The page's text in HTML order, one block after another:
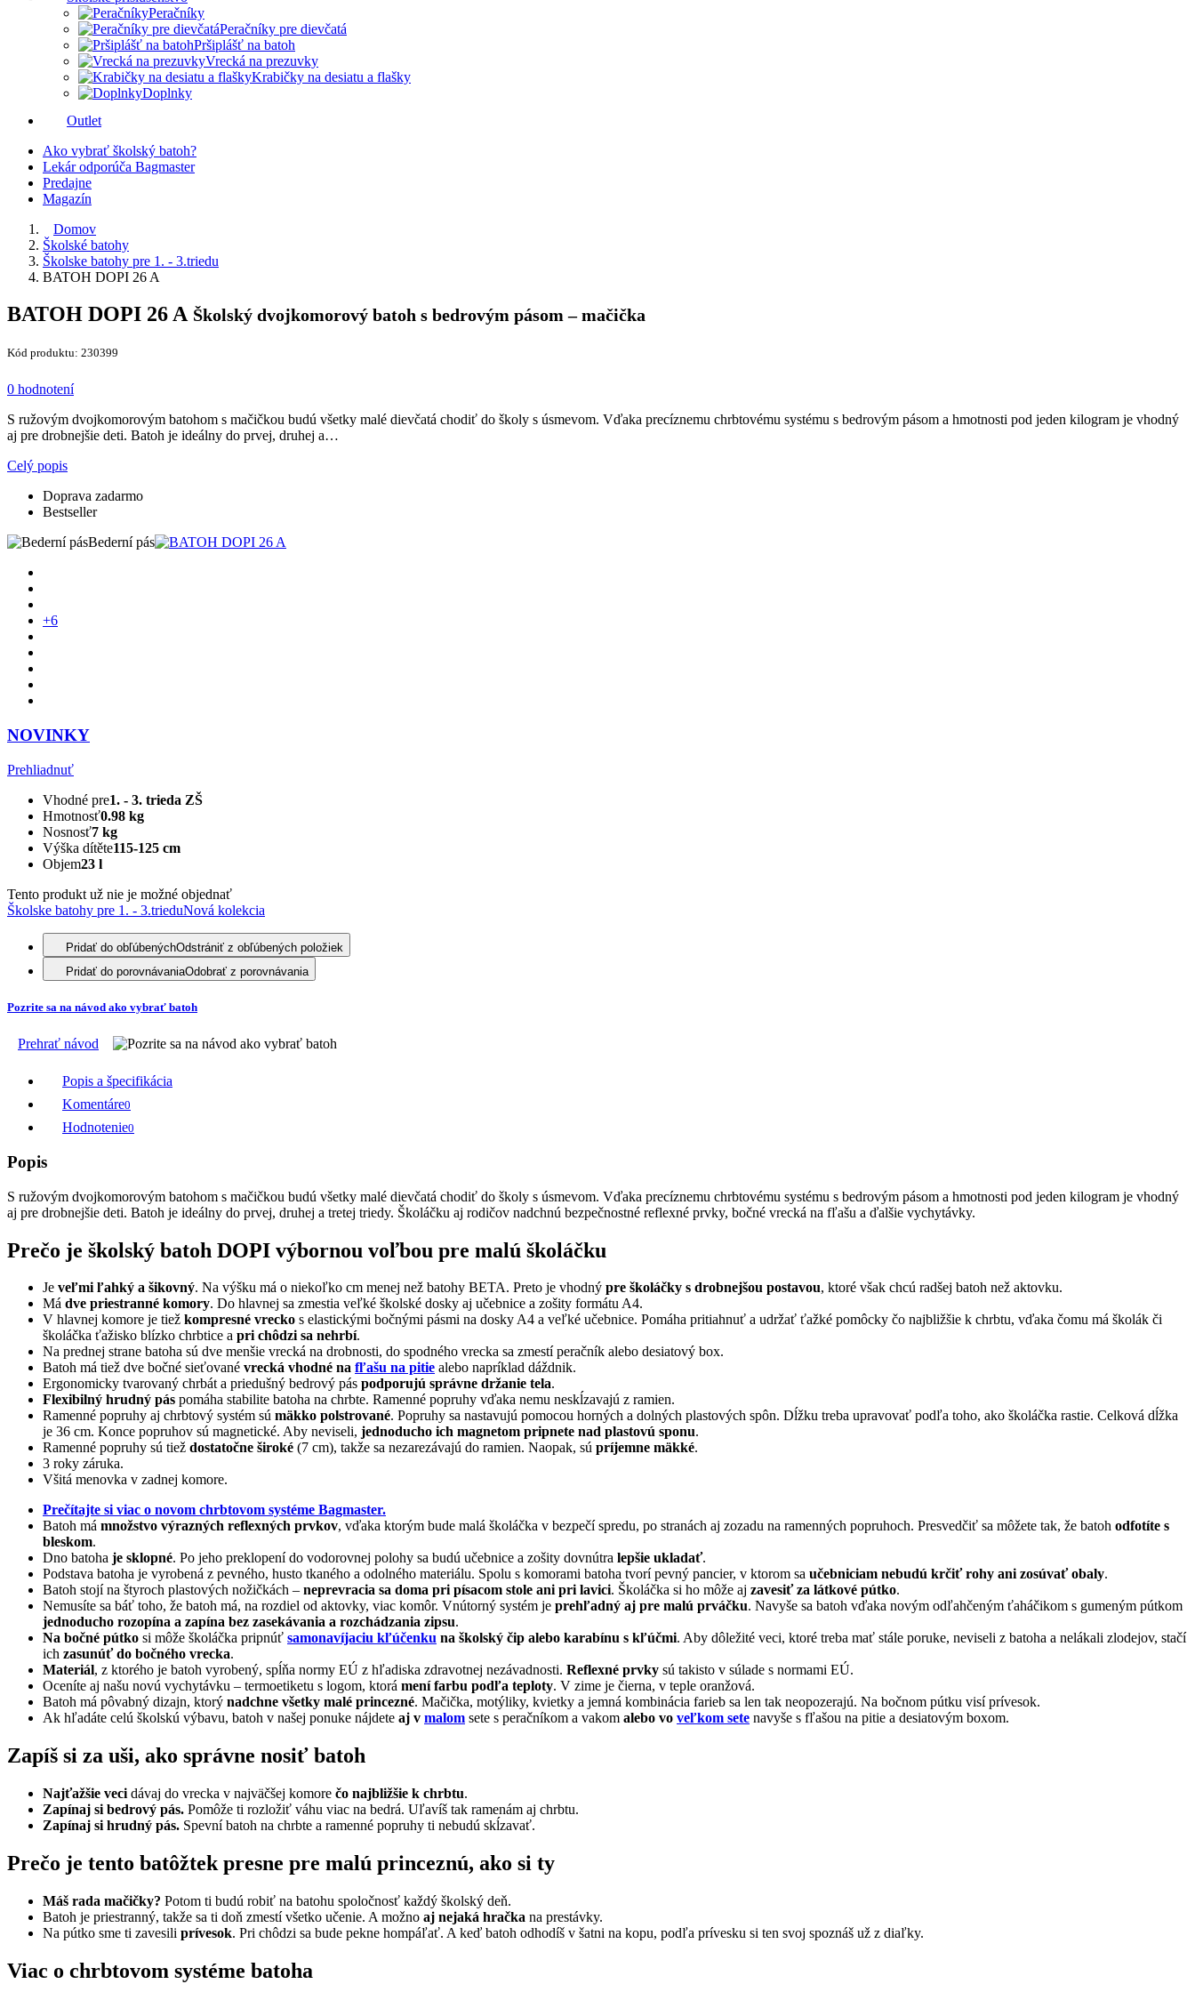
Peračníky
Peračníky pre dievčatá
Pršiplášť na batoh
Vrecká na prezuvky
Krabičky na desiatu a flašky
Doplnky
Outlet
Ako vybrať školský batoh?
Lekár odporúča Bagmaster
Predajne
Magazín
Domov
Školské batohy
Školske batohy pre 1. - 3.triedu
BATOH DOPI 26 A
BATOH DOPI 26 A Školský dvojkomorový batoh s bedrovým pásom – mačička
Kód produktu: 230399
0 hodnotení
S ružovým dvojkomorovým batohom s mačičkou budú všetky malé dievčatá chodiť do školy s úsmevom. Vďaka precíznemu chrbtovému systému s bedrovým pásom a hmotnosti pod jeden kilogram je vhodný
aj pre drobnejšie deti. Batoh je ideálny do prvej, druhej a…
Celý popis
Doprava zadarmo
Bestseller
Bederní pás
+6
NOVINKY
Prehliadnuť
Vhodné pre1. - 3. trieda ZŠ
Hmotnosť0.98 kg
Nosnosť7 kg
Výška dítěte115-125 cm
Objem23 l
Tento produkt už nie je možné objednať
Školske batohy pre 1. - 3.trieduNová kolekcia
Pridať do obľúbenýchOdstrániť z obľúbených položiek
Pridať do porovnávaniaOdobrať z porovnávania
Pozrite sa na návod ako vybrať batoh
Prehrať návod
Popis a špecifikácia
Komentáre0
Hodnotenie0
Popis
S ružovým dvojkomorovým batohom s mačičkou budú všetky malé dievčatá chodiť do školy s úsmevom. Vďaka precíznemu chrbtovému systému s bedrovým pásom a hmotnosti pod jeden kilogram je vhodný
aj pre drobnejšie deti. Batoh je ideálny do prvej, druhej a tretej triedy. Školáčku aj rodičov nadchnú bezpečnostné reflexné prvky, bočné vrecká na fľašu a ďalšie vychytávky.
Prečo je školský batoh DOPI výbornou voľbou pre malú školáčku
Je veľmi ľahký a šikovný. Na výšku má o niekoľko cm menej než batohy BETA. Preto je vhodný pre školáčky s drobnejšou postavou, ktoré však chcú radšej batoh než aktovku.
Má dve priestranné komory. Do hlavnej sa zmestia veľké školské dosky aj učebnice a zošity formátu A4.
V hlavnej komore je tiež kompresné vrecko s elastickými bočnými pásmi na dosky A4 a veľké učebnice. Pomáha pritiahnuť a udržať ťažké pomôcky čo najbližšie k chrbtu, vďaka čomu má školák či
školáčka ťažisko blízko chrbtice a pri chôdzi sa nehrbí.
Na prednej strane batoha sú dve menšie vrecká na drobnosti, do spodného vrecka sa zmestí peračník alebo desiatový box.
Batoh má tiež dve bočné sieťované vrecká vhodné na fľašu na pitie alebo napríklad dáždnik.
Ergonomicky tvarovaný chrbát a priedušný bedrový pás podporujú správne držanie tela.
Flexibilný hrudný pás pomáha stabilite batoha na chrbte. Ramenné popruhy vďaka nemu neskĺzavajú z ramien.
Ramenné popruhy aj chrbtový systém sú mäkko polstrované. Popruhy sa nastavujú pomocou horných a dolných plastových spôn. Dĺžku treba upravovať podľa toho, ako školáčka rastie. Celková dĺžka
je 36 cm. Konce popruhov sú magnetické. Aby neviseli, jednoducho ich magnetom pripnete nad plastovú sponu.
Ramenné popruhy sú tiež dostatočne široké (7 cm), takže sa nezarezávajú do ramien. Naopak, sú príjemne mäkké.
3 roky záruka.
Všitá menovka v zadnej komore.
Prečítajte si viac o novom chrbtovom systéme Bagmaster.
Batoh má množstvo výrazných reflexných prvkov, vďaka ktorým bude malá školáčka v bezpečí spredu, po stranách aj zozadu na ramenných popruhoch. Presvedčiť sa môžete tak, že batoh odfotíte s
bleskom.
Dno batoha je sklopné. Po jeho preklopení do vodorovnej polohy sa budú učebnice a zošity dovnútra lepšie ukladať.
Podstava batoha je vyrobená z pevného, husto tkaného a odolného materiálu. Spolu s komorami batoha tvorí pevný pancier, v ktorom sa učebniciam nebudú krčiť rohy ani zosúvať obaly.
Batoh stojí na štyroch plastových nožičkách – neprevracia sa doma pri písacom stole ani pri lavici. Školáčka si ho môže aj zavesiť za látkové pútko.
Nemusíte sa báť toho, že batoh má, na rozdiel od aktovky, viac komôr. Vnútorný systém je prehľadný aj pre malú prváčku. Navyše sa batoh vďaka novým odľahčeným ťaháčikom s gumeným pútkom
jednoducho rozopína a zapína bez zasekávania a rozchádzania zipsu.
Na bočné pútko si môže školáčka pripnúť samonavíjaciu kľúčenku na školský čip alebo karabínu s kľúčmi. Aby dôležité veci, ktoré treba mať stále poruke, neviseli z batoha a nelákali zlodejov, stačí
ich zasunúť do bočného vrecka.
Materiál, z ktorého je batoh vyrobený, spĺňa normy EÚ z hľadiska zdravotnej nezávadnosti. Reflexné prvky sú takisto v súlade s normami EÚ.
Oceníte aj našu novú vychytávku – termoetiketu s logom, ktorá mení farbu podľa teploty. V zime je čierna, v teple oranžová.
Batoh má pôvabný dizajn, ktorý nadchne všetky malé princezné. Mačička, motýliky, kvietky a jemná kombinácia farieb sa len tak neopozerajú. Na bočnom pútku visí prívesok.
Ak hľadáte celú školskú výbavu, batoh v našej ponuke nájdete aj v malom sete s peračníkom a vakom alebo vo veľkom sete navyše s fľašou na pitie a desiatovým boxom.
Zapíš si za uši, ako správne nosiť batoh
Najťažšie veci dávaj do vrecka v najväčšej komore čo najbližšie k chrbtu.
Zapínaj si bedrový pás. Pomôže ti rozložiť váhu viac na bedrá. Uľavíš tak ramenám aj chrbtu.
Zapínaj si hrudný pás. Spevní batoh na chrbte a ramenné popruhy ti nebudú skĺzavať.
Prečo je tento batôžtek presne pre malú princeznú, ako si ty
Máš rada mačičky? Potom ti budú robiť na batohu spoločnosť každý školský deň.
Batoh je priestranný, takže sa ti doň zmestí všetko učenie. A možno aj nejaká hračka na prestávky.
Na pútko sme ti zavesili prívesok. Pri chôdzi sa bude pekne hompáľať. A keď batoh odhodíš v šatni na kopu, podľa prívesku si ten svoj spoznáš už z diaľky.
Viac o chrbtovom systéme batoha